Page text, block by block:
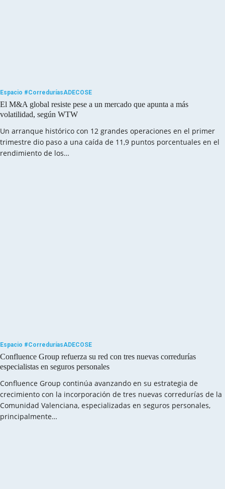
Espacio #CorreduríasADECOSE
El M&A global resiste pese a un mercado que apunta a más
volatilidad, según WTW
Un arranque histórico con 12 grandes operaciones en el primer
trimestre dio paso a una caída de 11,9 puntos porcentuales en el
rendimiento de los…
Espacio #CorreduríasADECOSE
Confluence Group refuerza su red con tres nuevas corredurías
especialistas en seguros personales
Confluence Group continúa avanzando en su estrategia de
crecimiento con la incorporación de tres nuevas corredurías de la
Comunidad Valenciana, especializadas en seguros personales,
principalmente…